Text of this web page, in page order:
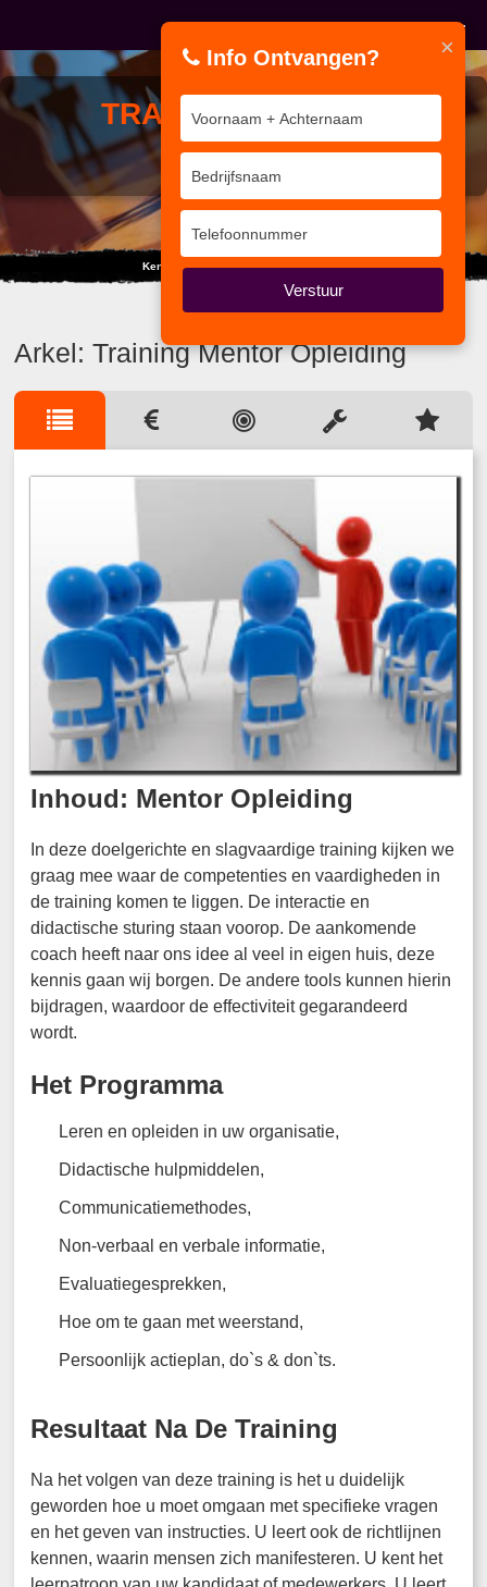
TRAININGMENTOR
OPLEIDING
Kennis kun je niet eisen of afdwingen.
Arkel: Training Mentor Opleiding
Inhoud: Mentor Opleiding
In deze doelgerichte en slagvaardige training kijken we
graag mee waar de competenties en vaardigheden in
de training komen te liggen. De interactie en
didactische sturing staan voorop. De aankomende
coach heeft naar ons idee al veel in eigen huis, deze
kennis gaan wij borgen. De andere tools kunnen hierin
bijdragen, waardoor de effectiviteit gegarandeerd
wordt.
Het Programma
Leren en opleiden in uw organisatie,
Didactische hulpmiddelen,
Communicatiemethodes,
Non-verbaal en verbale informatie,
Evaluatiegesprekken,
Hoe om te gaan met weerstand,
Persoonlijk actieplan, do`s & don`ts.
Resultaat Na De Training
Na het volgen van deze training is het u duidelijk
geworden hoe u moet omgaan met specifieke vragen
en het geven van instructies. U leert ook de richtlijnen
kennen, waarin mensen zich manifesteren. U kent het
×
Info Ontvangen?
Verstuur